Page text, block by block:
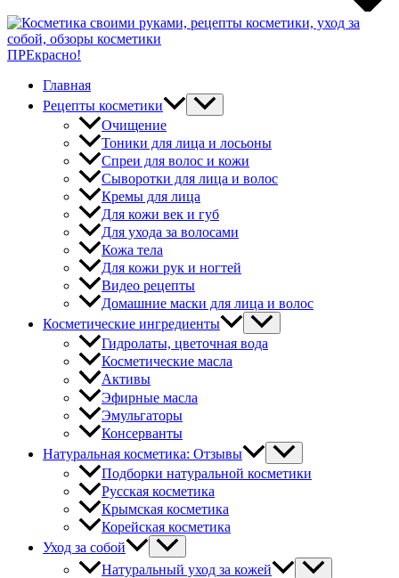
ПРЕкрасно!
Главная
Рецепты косметики
Очищение
Тоники для лица и лосьоны
Спреи для волос и кожи
Сыворотки для лица и волос
Кремы для лица
Для кожи век и губ
Для ухода за волосами
Кожа тела
Для кожи рук и ногтей
Видео рецепты
Домашние маски для лица и волос
Косметические ингредиенты
Гидролаты, цветочная вода
Косметические масла
Активы
Эфирные масла
Эмульгаторы
Консерванты
Натуральная косметика: Отзывы
Подборки натуральной косметики
Русская косметика
Крымская косметика
Корейская косметика
Уход за собой
Натуральный уход за кожей